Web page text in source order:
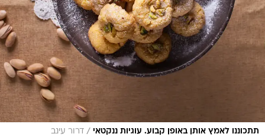
תתכוננו לאמץ אותן באופן קבוע. עוגיות ננקטאי / דרור עינב